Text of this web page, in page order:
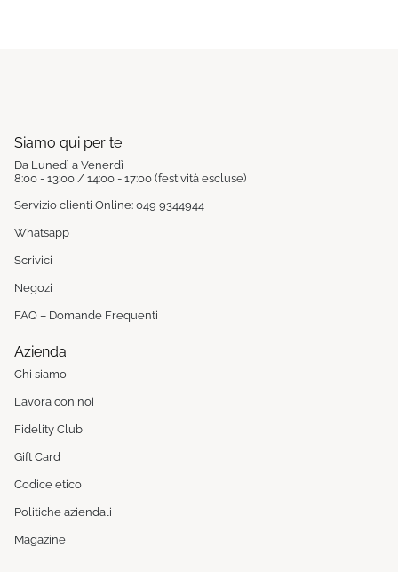
Siamo qui per te
Da Lunedì a Venerdì
8:00 - 13:00 / 14:00 - 17:00 (festività escluse)
Servizio clienti Online: 049 9344944
Whatsapp
Scrivici
Negozi
FAQ – Domande Frequenti
Azienda
Chi siamo
Lavora con noi
Fidelity Club
Gift Card
Codice etico
Politiche aziendali
Magazine